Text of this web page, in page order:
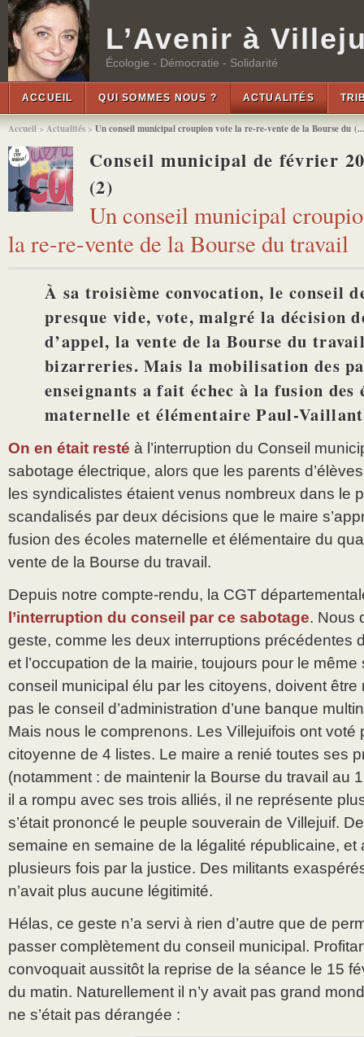
L’Avenir à
Écologie - Démocratie - Solidarité
ACCUEIL QUI SOMMES NOUS ? ACTUALITÉS
Accueil > Actualités > Un conseil municipal croupion vote la re-re-vente de la Bourse du
Conseil municipal de février
(2)
Un conseil municipal
la re-re-vente de la Bourse du travail
À sa troisième convocation, le conseil
presque vide, vote, malgré la décision
d’appel, la vente de la Bourse du
bizarreries. Mais la mobilisation des
enseignants a fait échec à la fusion des
maternelle et élémentaire Paul-
On en était resté à l’interruption du Conseil
sabotage électrique, alors que les parents
les syndicalistes étaient venus nombreux dans le
scandalisés par deux décisions que le maire
fusion des écoles maternelle et élémentaire du
vente de la Bourse du travail.
Depuis notre compte-rendu, la CGT
l’interruption du conseil par ce sabotage. Nous
geste, comme les deux interruptions précédentes
et l’occupation de la mairie, toujours pour le
conseil municipal élu par les citoyens, doivent être
pas le conseil d’administration d’une banque
Mais nous le comprenons. Les Villejuifois ont voté
citoyenne de 4 listes. Le maire a renié toutes ses
(notamment : de maintenir la Bourse du travail au
il a rompu avec ses trois alliés, il ne représente
s’était prononcé le peuple souverain de Villejuif.
semaine en semaine de la légalité républicaine, et
plusieurs fois par la justice. Des militants
n’avait plus aucune légitimité.
Hélas, ce geste n’a servi à rien d’autre que de
passer complètement du conseil municipal.
convoquait aussitôt la reprise de la séance le 15
du matin. Naturellement il n’y avait pas grand
ne s’était pas dérangée :